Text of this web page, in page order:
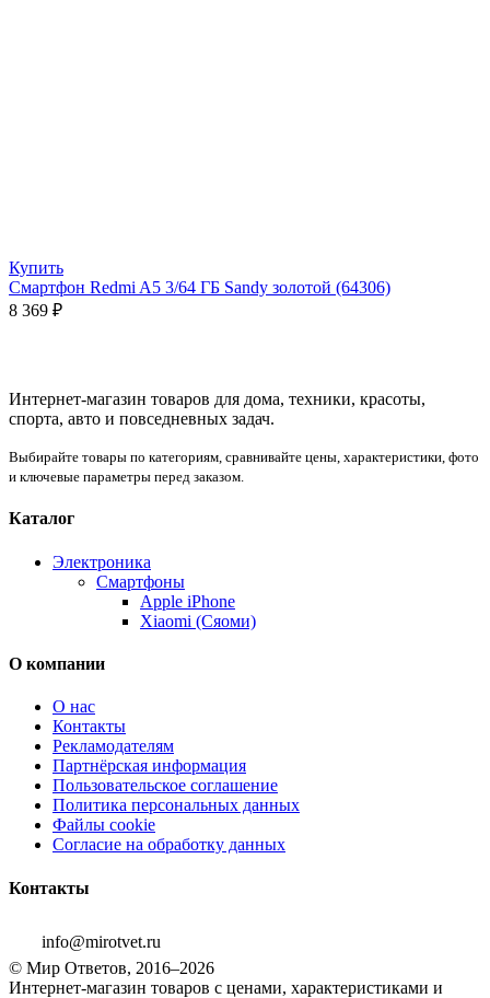
Купить
Смартфон Redmi A5 3/64 ГБ Sandy золотой (64306)
8 369 ₽
Интернет-магазин товаров для дома, техники, красоты,
спорта, авто и повседневных задач.
Выбирайте товары по категориям, сравнивайте цены, характеристики, фото
и ключевые параметры перед заказом.
Каталог
Электроника
Смартфоны
Apple iPhone
Xiaomi (Сяоми)
О компании
О нас
Контакты
Рекламодателям
Партнёрская информация
Пользовательское соглашение
Политика персональных данных
Файлы cookie
Согласие на обработку данных
Контакты
info@mirotvet.ru
© Мир Ответов, 2016–2026
Интернет-магазин товаров с ценами, характеристиками и